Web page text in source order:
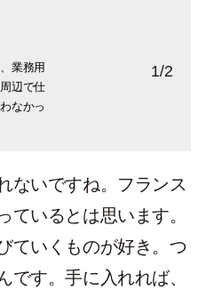
業務用
辺で仕
なかっ
ス。例
ュリ
。
1/2
ないですね。フランス
ているとは思います。
ていくものが好き。つ
です。手に入れれば、